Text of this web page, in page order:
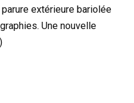
parure extérieure bariolée
Une nouvelle